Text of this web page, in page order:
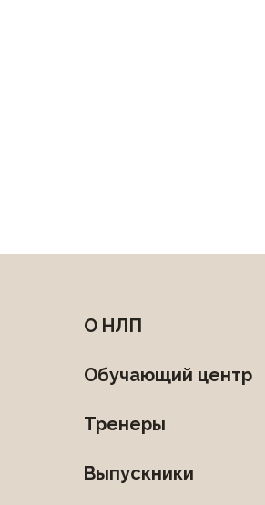
О НЛП
Тренеры
Выпускники
Обучающий центр